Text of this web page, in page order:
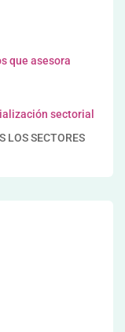
que asesora
sectorial
LOS SECTORES